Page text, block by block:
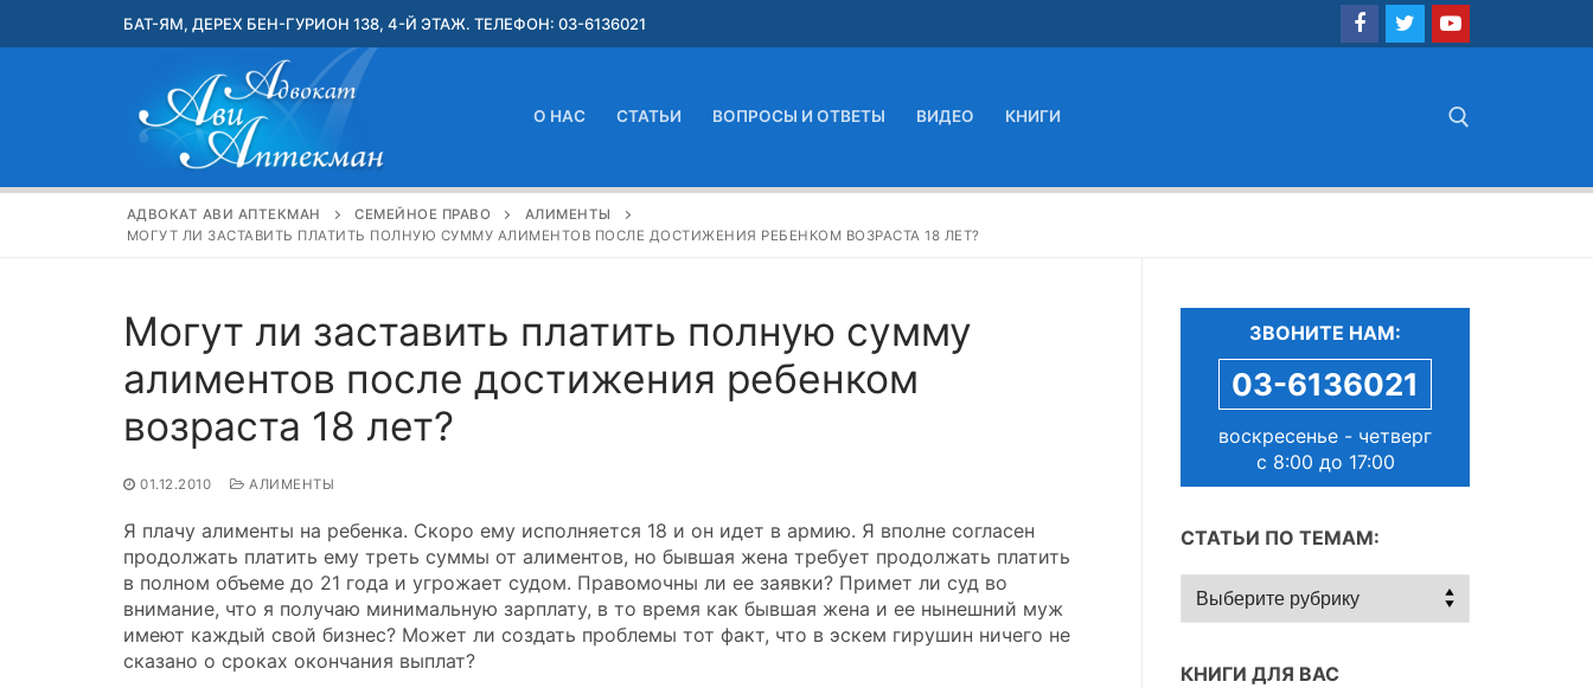
БАТ-ЯМ, ДЕРЕХ БЕН-ГУРИОН 138, 4-Й ЭТАЖ. ТЕЛЕФОН: 03-6136021
О НАС СТАТЬИ ВОПРОСЫ И ОТВЕТЫ ВИДЕО КНИГИ
АДВОКАТ АВИ АПТЕКМАН СЕМЕЙНОЕ ПРАВО
АЛИМЕНТЫ
МОГУТ ЛИ ЗАСТАВИТЬ ПЛАТИТЬ ПОЛНУЮ СУММУ АЛИМЕНТОВ ПОСЛЕ ДОСТИЖЕНИЯ РЕБЕНКОМ ВОЗРАСТА 18 ЛЕТ?
Могут ли заставить платить полную сумму
алиментов после достижения ребенком
возраста 18 лет?
01.12.2010 АЛИМЕНТЫ
Я плачу алименты на ребенка. Скоро ему исполняется 18 и он идет в армию. Я вполне согласен
продолжать платить ему треть суммы от алиментов, но бывшая жена требует продолжать платить
в полном объеме до 21 года и угрожает судом. Правомочны ли ее заявки? Примет ли суд во
внимание, что я получаю минимальную зарплату, в то время как бывшая жена и ее нынешний муж
имеют каждый свой бизнес? Может ли создать проблемы тот факт, что в эскем гирушин ничего не
сказано о сроках окончания выплат?
ЗВОНИТЕ НАМ:
03-6136021
воскресенье - четверг
с 8:00 до 17:00
СТАТЬИ ПО ТЕМАМ:
Статьи
по
КНИГИ ДЛЯ ВАС